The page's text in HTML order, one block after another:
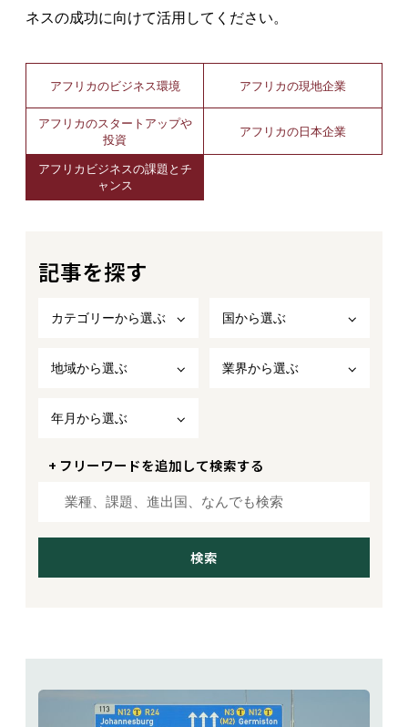
ネスの成功に向けて活用してください。
アフリカのビジネス環境 アフリカの現地企業
アフリカのスタートアップや
投資
アフリカの日本企業
アフリカビジネスの課題とチ
ャンス
記事を探す
カテゴリーから選ぶ 国から選ぶ
地域から選ぶ 業界から選ぶ
年月から選ぶ
+ フリーワードを追加して検索する